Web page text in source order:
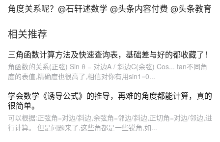
角度关系呢？@石轩述数学 @头条内容付费 @头条教育
相关推荐
三角函数计算方法及快速查询表，基础差与好的都收藏了！
角函数的关系(正弦) Sin θ = 对边A / 斜边C(余弦) Cos... tan不同角
度的表值,精确度也很高了,相信对你有用sin1=0...
学会数学《诱导公式》的推导，再难的角度都能计算，真的
很简单。
可以根据:正弦角=对边/斜边,余弦角=邻边/斜边,正切角=对边/邻边,进
行计算。 但是问题来了,这些角都是一些锐角,如...